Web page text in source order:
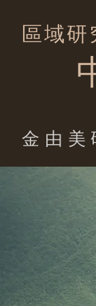
區域研
金由美